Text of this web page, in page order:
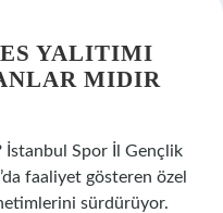
YALITIMI
MIDIR
İstanbul Spor İl Gençlik
faaliyet gösteren özel
sürdürüyor.